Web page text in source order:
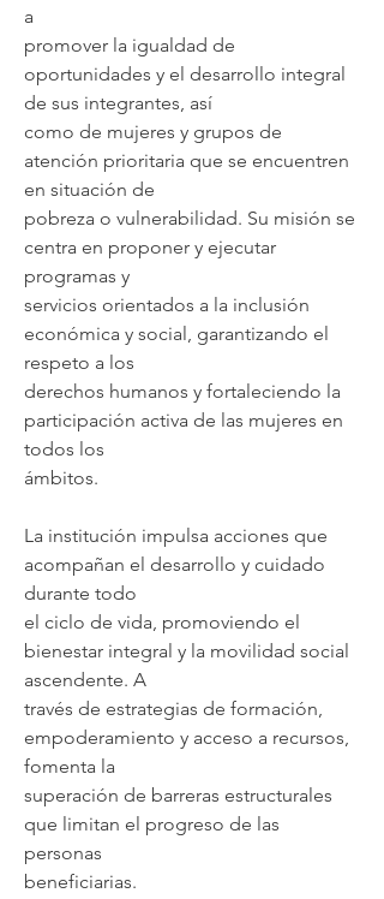
a
promover la igualdad de
oportunidades y el desarrollo integral
de sus integrantes, así
como de mujeres y grupos de
atención prioritaria que se encuentren
en situación de
pobreza o vulnerabilidad. Su misión se
centra en proponer y ejecutar
programas y
servicios orientados a la inclusión
económica y social, garantizando el
respeto a los
derechos humanos y fortaleciendo la
participación activa de las mujeres en
todos los
ámbitos.
La institución impulsa acciones que
acompañan el desarrollo y cuidado
durante todo
el ciclo de vida, promoviendo el
bienestar integral y la movilidad social
ascendente. A
través de estrategias de formación,
empoderamiento y acceso a recursos,
fomenta la
superación de barreras estructurales
que limitan el progreso de las
personas
beneficiarias.